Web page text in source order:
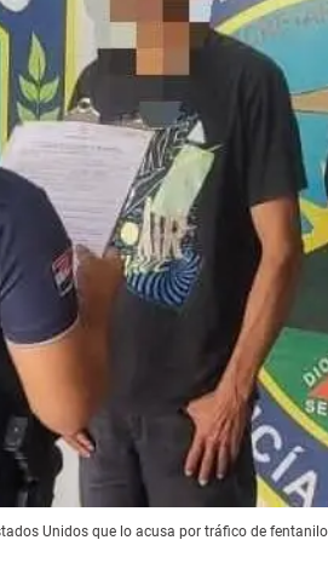
Unidos que lo acusa por tráfico de